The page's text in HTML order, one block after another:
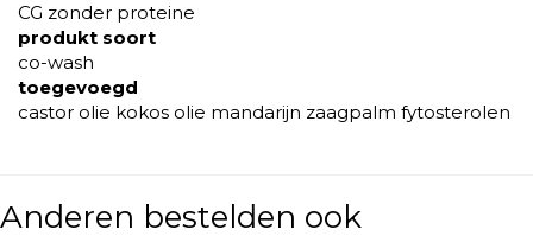
CG zonder proteine
produkt soort
co-wash
toegevoegd
castor olie kokos olie mandarijn zaagpalm fytosterolen
Anderen bestelden ook